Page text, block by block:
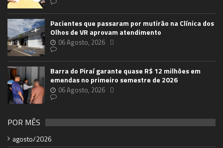
Pacientes que passaram por mutirão na Clínica dos
Olhos de VR aprovam atendimento
06 Agosto, 2026
Barra do Piraí garante quase R$ 12 milhões em
emendas no primeiro semestre de 2026
06 Agosto, 2026
POR MÊS
agosto/2026